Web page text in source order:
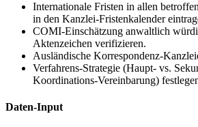
Internationale Fristen in allen
in den Kanzlei-Fristenkalender
COMI-Einschätzung anwaltlich
Aktenzeichen verifizieren.
Ausländische Korrespondenz-
Verfahrens-Strategie (Haupt- vs.
Koordinations-Vereinbarung)
Daten-Input